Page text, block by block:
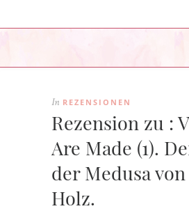
In REZENSIONEN
Rezension zu :
Are Made (1).
der Medusa
Holz.